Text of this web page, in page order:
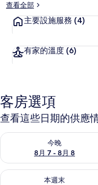
查看全部
主要設施服務 (4)
有家的溫度 (6)
客房選項
查看這些日期的供應
今晚
8月 7 - 8月 8
查看今晚 (8月 7 - 8月 8) 的
本週末
查看本週末 (8月 7 - 8月 9)